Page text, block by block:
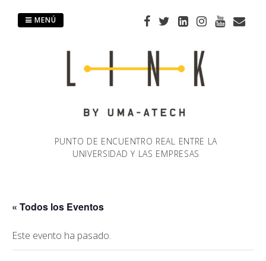
PUNTO DE ENCUENTRO REAL ENTRE LA
UNIVERSIDAD Y LAS EMPRESAS
MENÚ
« Todos los Eventos
Este evento ha pasado.